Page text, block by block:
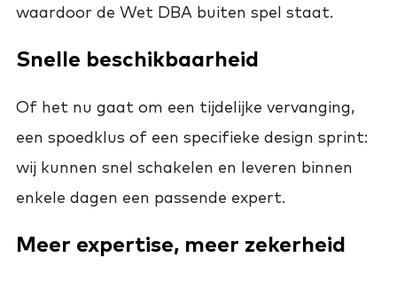
waardoor de Wet DBA buiten spel staat.
Snelle beschikbaarheid
Of het nu gaat om een tijdelijke vervanging,
een spoedklus of een specifieke design sprint:
wij kunnen snel schakelen en leveren binnen
enkele dagen een passende expert.
Meer expertise, meer zekerheid